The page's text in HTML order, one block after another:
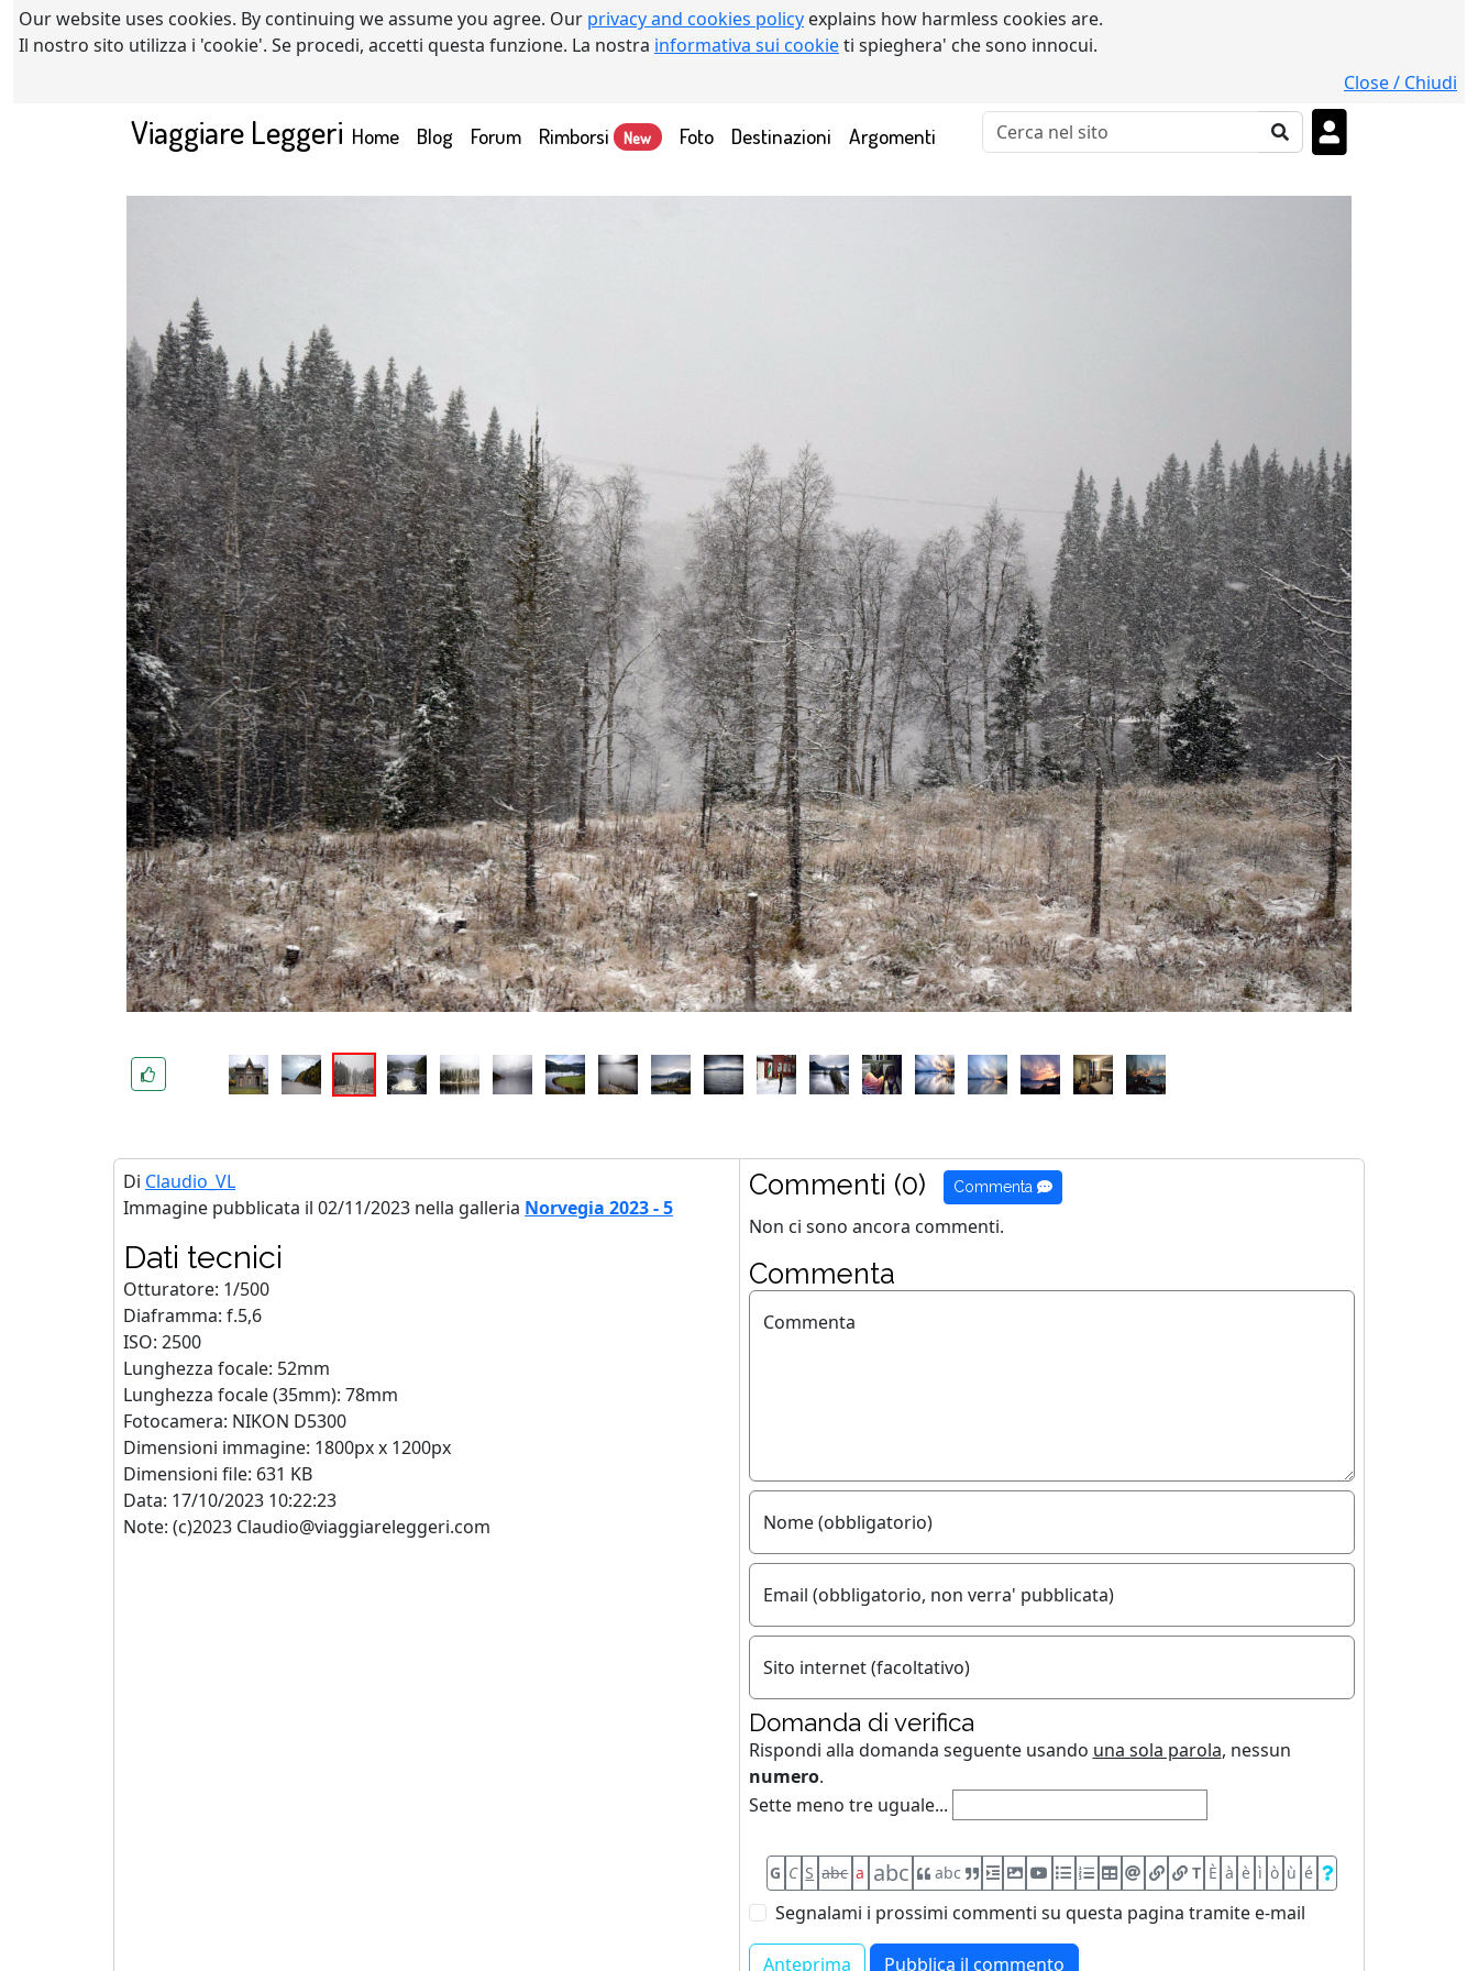
Our website uses cookies. By continuing we assume you agree. Our privacy and cookies policy explains how harmless cookies are.
Il nostro sito utilizza i 'cookie'. Se procedi, accetti questa funzione. La nostra informativa sui cookieti spieghera' che sono innocui.
Close / Chiudi
Viaggiare Leggeri Home(current)
Blog Forum Rimborsi New Foto Destinazioni Argomenti
Di Claudio_VL
Immagine pubblicata il 02/11/2023 nella galleria Norvegia 2023 - 5
Dati tecnici
Otturatore: 1/500
Diaframma: f.5,6
ISO: 2500
Lunghezza focale: 52mm
Lunghezza focale (35mm): 78mm
Fotocamera: NIKON D5300
Dimensioni immagine: 1800px x 1200px
Dimensioni file: 631 KB
Data: 17/10/2023 10:22:23
Note: (c)2023 Claudio@viaggiareleggeri.com
Commenti (0) Commenta
Non ci sono ancora commenti.
Commenta
Commenta
Nome (obbligatorio)
Email (obbligatorio, non verra' pubblicata)
Sito internet (facoltativo)
Domanda di verifica
Rispondi alla domanda seguente usando una sola parola, nessun
numero.
Sette meno tre uguale...
G C S abc a abc abc T È à è ì ò ù é
Segnalami i prossimi commenti su questa pagina tramite e-mail